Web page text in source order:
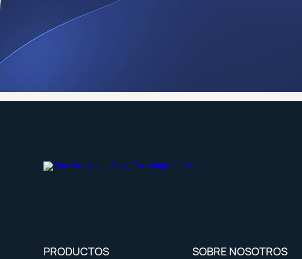
PRODUCTOS SOBRE NOSOTROS